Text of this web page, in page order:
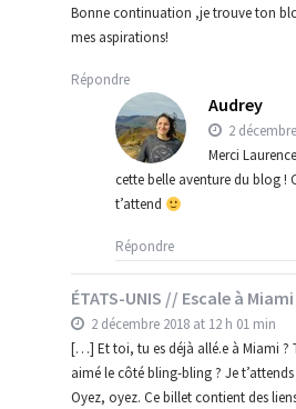
Bonne continuation ,je trouve ton
mes aspirations!
Répondre
Audrey
2
Merci
cette belle aventure du blog !
t’attend
Répondre
ÉTATS-UNIS // Escale à
2 décembre 2018 at 12 h 01 min
[…] Et toi, tu es déjà allé.e à Miami ?
aimé le côté bling-bling ? Je
Oyez, oyez. Ce billet contient des